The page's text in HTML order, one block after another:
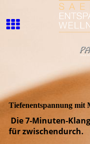
Tiefenentspannung mit
Die 7-Minuten-
für zwischendurch.